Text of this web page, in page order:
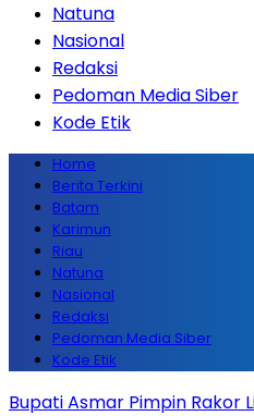
Natuna
Nasional
Redaksi
Pedoman Media Siber
Kode Etik
Home
Berita Terkini
Batam
Karimun
Riau
Natuna
Nasional
Redaksi
Pedoman Media Siber
Kode Etik
Bupati Asmar Pimpin Rakor